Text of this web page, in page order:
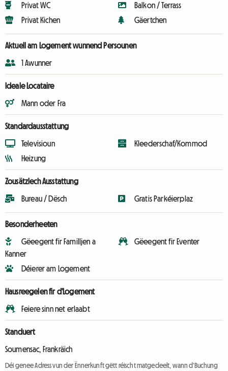
Privat WC
Privat Kichen
Balkon / Terrass
Gäertchen
Aktuell am Logement wunnend Persounen
1 Awunner
Ideale Locataire
Mann oder Fra
Standardausstattung
Televisioun
Heizung
Kleederschaf/Kommod
Zousätzlech Ausstattung
Bureau / Dësch Gratis Parkéierplaz
Besonderheeten
Gëeegent fir Familljen a
Kanner
Déierer am Logement
Gëeegent fir Eventer
Hausreegelen fir d'Logement
Feiere sinn net erlaabt
Standuert
Soumensac, Frankräich
Déi genee Adress vun der Ënnerkunft gëtt réischt matgedeelt, wann d'Buchung